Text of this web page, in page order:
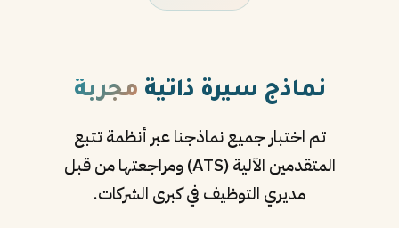
نماذج سيرة ذاتية مجربة
تم اختبار جميع نماذجنا عبر أنظمة تتبع
المتقدمين الآلية (ATS) ومراجعتها من قبل
مديري التوظيف في كبرى الشركات.